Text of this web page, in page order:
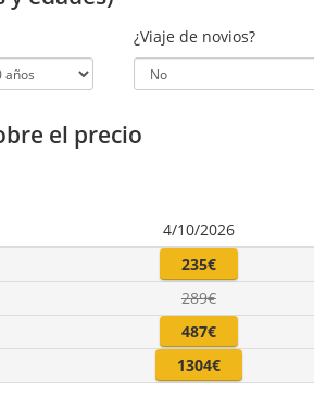
¿Viaje de novios?
el precio
4/10/2026
235€
289€
487€
1304€